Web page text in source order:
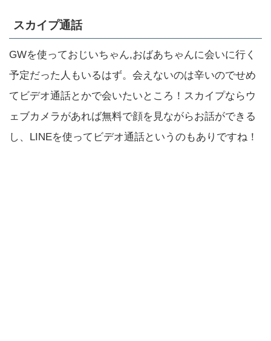
スカイプ通話
GWを使っておじいちゃん,おばあちゃんに会いに行く
予定だった人もいるはず。会えないのは辛いのでせめ
てビデオ通話とかで会いたいところ！スカイプならウ
ェブカメラがあれば無料で顔を見ながらお話ができる
し、LINEを使ってビデオ通話というのもありですね！